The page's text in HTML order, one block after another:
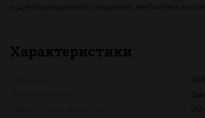
и для повседневного ношения. Не бойтесь
Характеристики